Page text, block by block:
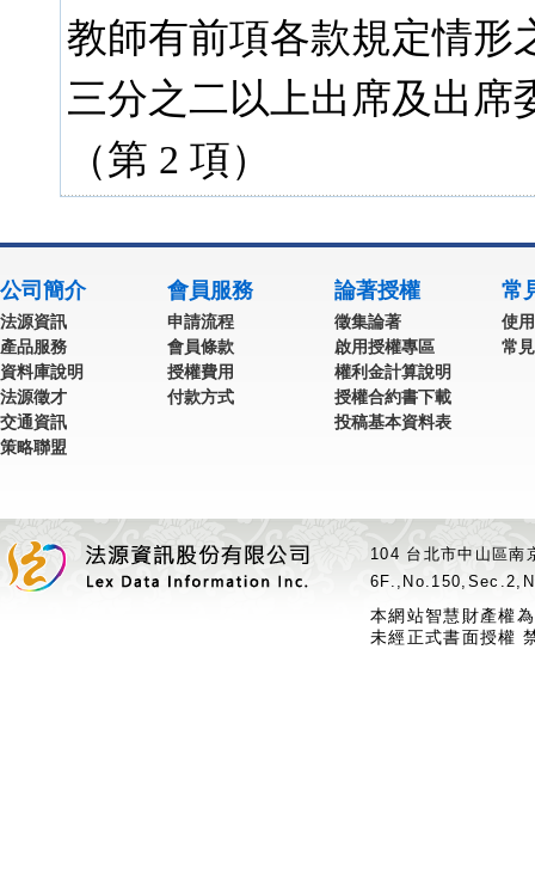
教師有前項各款規定情形
三分之二以上出席及出席
（第 2 項）
公司簡介
法源資訊
產品服務
資料庫說明
法源徵才
交通資訊
策略聯盟
會員服務
申請流程
會員條款
授權費用
付款方式
論著授權
徵集論著
啟用授權專區
權利金計算說明
授權合約書下載
投稿基本資料表
常
使
常
104 台北市中山區
本網站智慧財產權
未經正式書面授權